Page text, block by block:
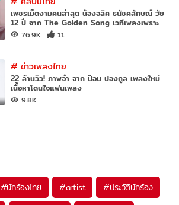
เพชรเม็ดงามคนล่าสุด น้องอลิศ ธนัชศลักษณ์ วัย
12 ปี จาก The Golden Song เวทีเพลงเพราะ
76.9K 11
#ข่าวเพลงไทย
22 ล้านวิว! ภาพจำ จาก ป๊อบ ปองกูล เพลงใหม่
เนื้อหาโดนใจแฟนเพลง
9.8K
#นักร้องไทย #artist #ประวัตินักร้อง